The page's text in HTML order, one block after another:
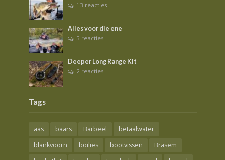
13 reacties
Alles voor die ene
5 reacties
Deeper Long Range Kit
2 reacties
Tags
aas baars Barbeel
betaalwater
blankvoorn
boilies bootvissen
Brasem